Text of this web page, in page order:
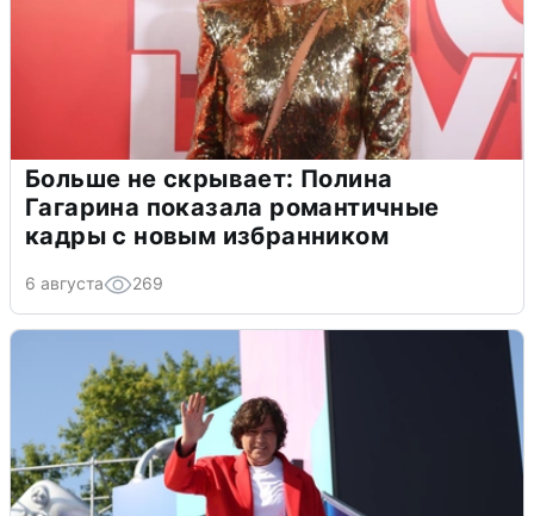
Больше не скрывает: Полина
Гагарина показала романтичные
кадры с новым избранником
6 августа 269